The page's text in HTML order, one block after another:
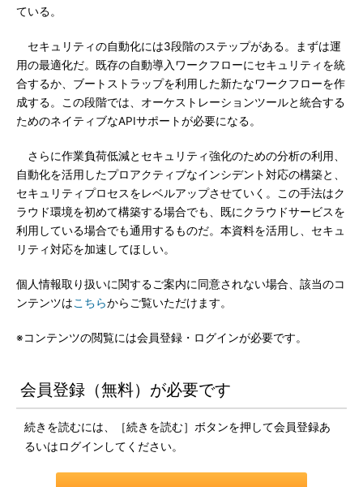
ている。
セキュリティの自動化には3段階のステップがある。まずは運
用の最適化だ。既存の自動導入ワークフローにセキュリティを統
合するか、ブートストラップを利用した新たなワークフローを作
成する。この段階では、オーケストレーションツールと統合する
ためのネイティブなAPIサポートが必要になる。
さらに作業負荷低減とセキュリティ強化のための分析の利用、
自動化を活用したプロアクティブなインシデント対応の構築と、
セキュリティプロセスをレベルアップさせていく。この手法はク
ラウド環境を初めて構築する場合でも、既にクラウドサービスを
利用している場合でも通用するものだ。本資料を活用し、セキュ
リティ対応を加速してほしい。
個人情報取り扱いに関するご案内に同意されない場合、該当のコ
ンテンツはこちらからご覧いただけます。
※コンテンツの閲覧には会員登録・ログインが必要です。
会員登録（無料）が必要です
続きを読むには、［続きを読む］ボタンを押して会員登録あ
るいはログインしてください。